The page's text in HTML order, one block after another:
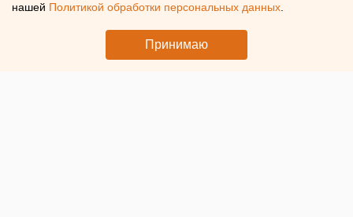
Интервью с екатеринбургским риелтором Александром
нашей Политикой обработки персональных данных
Принимаю